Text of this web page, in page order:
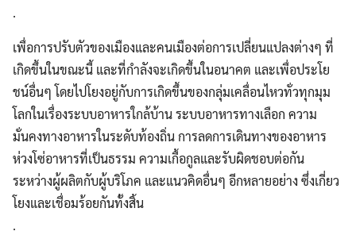
.
เพื่อการปรับตัวของเมืองและคนเมืองต่อการเปลี่ยนแปลงต่างๆ ที่
เกิดขึ้นในขณะนี้ และที่กำลังจะเกิดขึ้นในอนาคต และเพื่อประโย
ชน์อื่นๆ โดยไปโยงอยู่กับการเกิดขึ้นของกลุ่มเคลื่อนไหวทั่วทุกมุม
โลกในเรื่องระบบอาหารใกล้บ้าน ระบบอาหารทางเลือก ความ
มั่นคงทางอาหารในระดับท้องถิ่น การลดการเดินทางของอาหาร
ห่วงโซ่อาหารที่เป็นธรรม ความเกื้อกูลและรับผิดชอบต่อกัน
ระหว่างผู้ผลิตกับผู้บริโภค และแนวคิดอื่นๆ อีกหลายอย่าง ซึ่งเกี่ยว
โยงและเชื่อมร้อยกันทั้งสิ้น
.